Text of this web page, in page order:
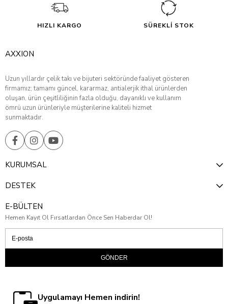
HIZLI KARGO SÜREKLİ STOK
AXXION
Uzun yıllardır çelik takı ve bijuteri sektöründe faaliyet gösteren
firmamız; tamamı güncel, kararmaz, antialerjik ithal ürünlerden
oluşan, ürün çeşitliliğinin fazla olduğu, dayanıklı ve kullanım
ömrü uzun ürünleriyle müşterilerine kaliteli hizmet
sunmaktadır.
KURUMSAL
DESTEK
E-BÜLTEN
Hemen Kayıt Ol Fırsatlardan Önce Sen Haberdar Ol!
GÖNDER
Uygulamayı Hemen indirin!